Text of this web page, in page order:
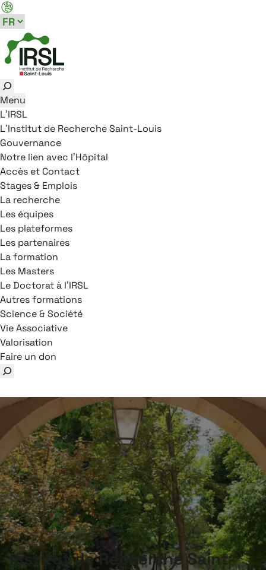
Aller au menu principal
Aller au contenu
Aller au pied de page
Rechercher
Menu
L’IRSL
L’Institut de Recherche Saint-Louis
Gouvernance
Notre lien avec l’Hôpital
Accès et Contact
Stages & Emplois
La recherche
Les équipes
Les plateformes
Les partenaires
La formation
Les Masters
Le Doctorat à l’IRSL
Autres formations
Science & Société
Vie Associative
Valorisation
Faire un don
Rechercher
Institut de Recherche Saint-
Panneau de gestion des cookies